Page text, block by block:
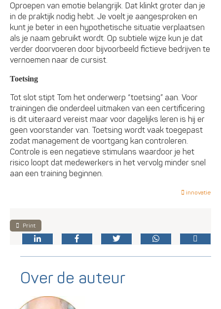
Oproepen van emotie belangrijk. Dat klinkt groter dan je
in de praktijk nodig hebt. Je voelt je aangesproken en
kunt je beter in een hypothetische situatie verplaatsen
als je naam gebruikt wordt. Op subtiele wijze kun je dat
verder doorvoeren door bijvoorbeeld fictieve bedrijven te
vernoemen naar de cursist.
Toetsing
Tot slot stipt Tom het onderwerp “toetsing” aan. Voor
trainingen die onderdeel uitmaken van een certificering
is dit uiteraard vereist maar voor dagelijks leren is hij er
geen voorstander van. Toetsing wordt vaak toegepast
zodat management de voortgang kan controleren.
Controle is een negatieve stimulans waardoor je het
risico loopt dat medewerkers in het vervolg minder snel
aan een training beginnen.
innovatie
Print
Over de auteur